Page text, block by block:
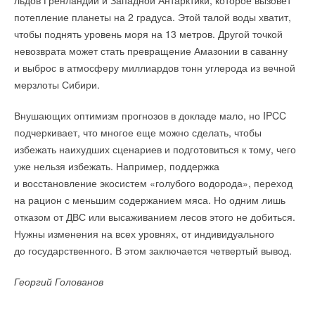
потепление планеты на 2 градуса. Этой талой воды хватит,
чтобы поднять уровень моря на 13 метров. Другой точкой
невозврата может стать превращение Амазонии в саванну
и выброс в атмосферу миллиардов тонн углерода из вечной
мерзлоты Сибири.
Внушающих оптимизм прогнозов в докладе мало, но IPCC
подчеркивает, что многое еще можно сделать, чтобы
избежать наихудших сценариев и подготовиться к тому, чего
уже нельзя избежать. Например, поддержка
и восстановление экосистем «голубого водорода», переход
на рацион с меньшим содержанием мяса. Но одним лишь
отказом от ДВС или высаживанием лесов этого не добиться.
Нужны изменения на всех уровнях, от индивидуального
до государственного. В этом заключается четвертый вывод.
Георгий Голованов
Партнеры проекта занимаются в настоящее время
изучением потенциальных источников углекислого газа
и мест, подходящих для выработки чистой энергии
в избыточном количестве. Кроме того, они выбирают
подходящее расположение для станций Underground Sun
Крупнейшее предприятие, которое будет плавить и катать
сталь на водороде, будет построено в течение трех лет
на севере в Швеции. Завод обойдется в $3 млрд,
но выпущенные из его стали электромобили станут
действительно полностью углеродно-нейтральными.
ИСТОЧНИК: ХАЙТЕК+
→
Китайская Shenling представила линейку тепловых
насосов «воздух-вода» на R290
НОВОСТИ СОК 4 АВГУСТА 2026
Уведомления отключены
Комментарии
В этой теме еще нет комментариев
Добавить комментарий
Ваше имя *
Ваш E-mail *
Текст комментария
Ваше имя *
Ваш E-mail *
Текст комментария